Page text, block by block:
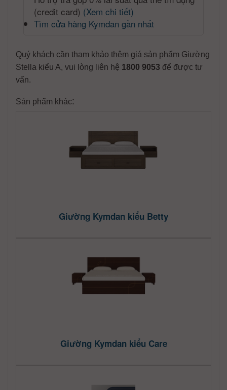
(credit card) (Xem chi tiết)
Tìm cửa hàng Kymdan gần nhất
Quý khách cần tham khảo thêm giá sản phẩm Giường
Stella kiểu A, vui lòng liên hệ 1800 9053 để được tư
vấn.
Sản phẩm khác:
Giường Kymdan kiểu Betty
Giường Kymdan kiểu Care